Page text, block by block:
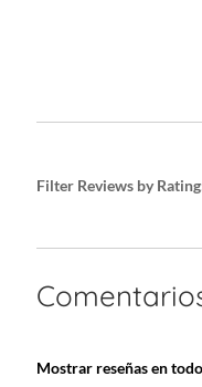
Filter Reviews by
Mostrar reseñas en